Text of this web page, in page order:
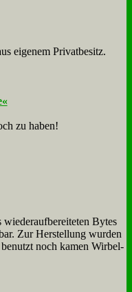
eigenem Privatbesitz.
zu haben!
wie­der­auf­bereite­ten Bytes
Zur Herstellung wurden
noch kamen Wir­bel­